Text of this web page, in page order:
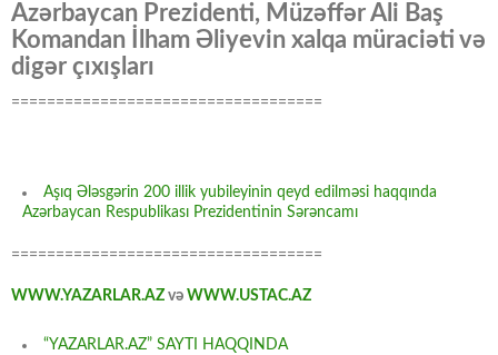
Azərbaycan Prezidenti, Müzəffər Ali Baş
Komandan İlham Əliyevin xalqa müraciəti və
digər çıxışları
===================================
Aşıq Ələsgərin 200 illik yubileyinin qeyd edilməsi haqqında
Azərbaycan Respublikası Prezidentinin Sərəncamı
===================================
WWW.YAZARLAR.AZ və WWW.USTAC.AZ
“YAZARLAR.AZ” SAYTI HAQQINDA